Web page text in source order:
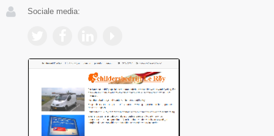
Sociale media: